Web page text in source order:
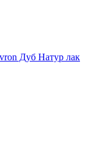
Дуб Натур лак